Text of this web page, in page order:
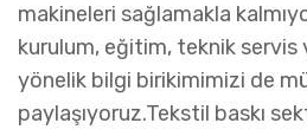
makineleri sağlamakla
kurulum, eğitim, teknik servis
yönelik bilgi birikimimizi de
paylaşıyoruz.Tekstil baskı